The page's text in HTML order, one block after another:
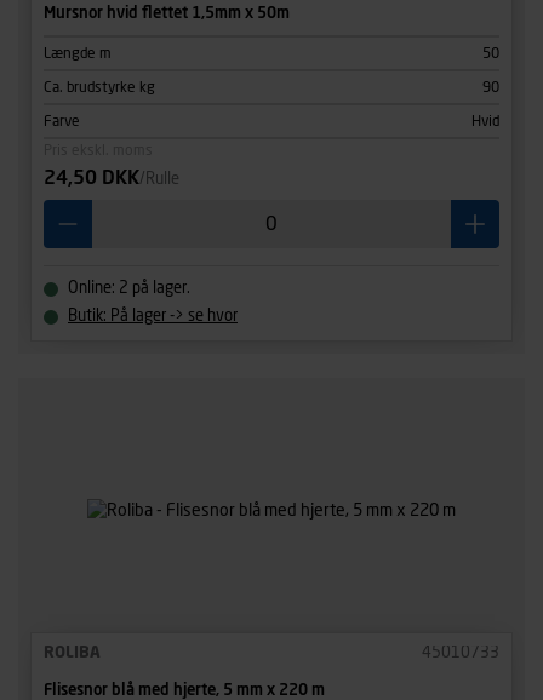
Mursnor hvid flettet 1,5mm x 50m
Længde m 50
Ca. brudstyrke kg 90
Farve
Hvid
24,50 DKK/Rulle
Online: 2 på lager.
Butik: På lager -> se hvor
ROLIBA 45010733
Flisesnor blå med hjerte, 5 mm x 220 m